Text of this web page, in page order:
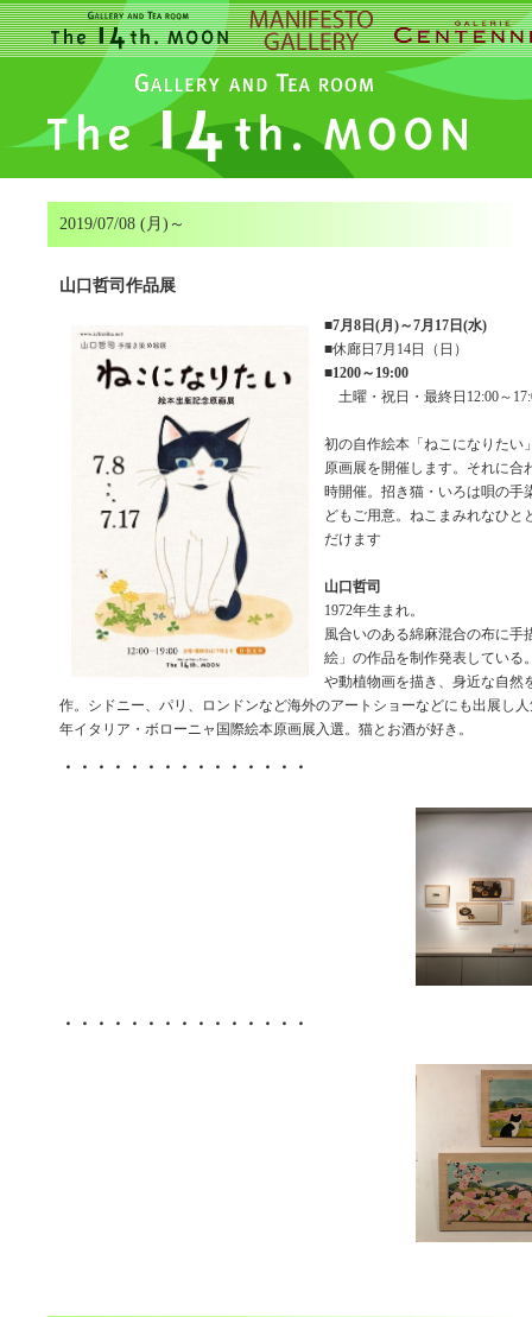
2019/07/08 (月)～
山口哲司作品展
■7月8日(月)～7月17日(水)
■休廊日7月14日（日）
■1200～19:00
土曜・祝日・最終日12:00～
初の自作絵本「ねこになりたい
原画展を開催します。それに合
時開催。招き猫・いろは唄の手
どもご用意。ねこまみれなひと
だけます
山口哲司
1972年生まれ。
風合いのある綿麻混合の布に手
絵」の作品を制作発表している
や動植物画を描き、身近な自然
作。シドニー、パリ、ロンドンなど海外のアートショーなどにも出展し
年イタリア・ボローニャ国際絵本原画展入選。猫とお酒が好き。
・・・・・・・・・・・・・・・
・・・・・・・・・・・・・・・